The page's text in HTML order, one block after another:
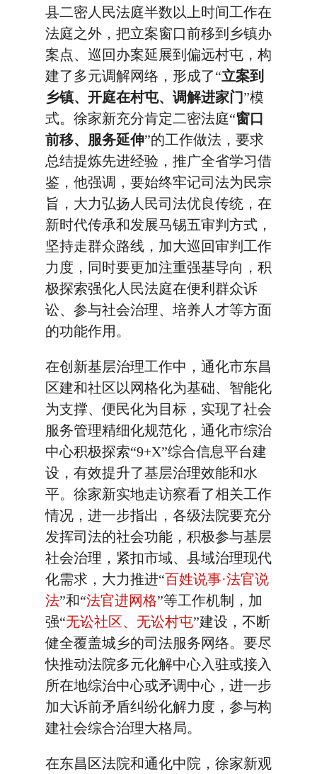
县二密人民法庭半数以上时间工作在
法庭之外，把立案窗口前移到乡镇办
案点、巡回办案延展到偏远村屯，构
建了多元调解网络，形成了“立案到
乡镇、开庭在村屯、调解进家门”模
式。徐家新充分肯定二密法庭“窗口
前移、服务延伸”的工作做法，要求
总结提炼先进经验，推广全省学习借
鉴，他强调，要始终牢记司法为民宗
旨，大力弘扬人民司法优良传统，在
新时代传承和发展马锡五审判方式，
坚持走群众路线，加大巡回审判工作
力度，同时要更加注重强基导向，积
极探索强化人民法庭在便利群众诉
讼、参与社会治理、培养人才等方面
的功能作用。
在创新基层治理工作中，通化市东昌
区建和社区以网格化为基础、智能化
为支撑、便民化为目标，实现了社会
服务管理精细化规范化，通化市综治
中心积极探索“9+X”综合信息平台建
设，有效提升了基层治理效能和水
平。徐家新实地走访察看了相关工作
情况，进一步指出，各级法院要充分
发挥司法的社会功能，积极参与基层
社会治理，紧扣市域、县域治理现代
化需求，大力推进“百姓说事·法官说
法”和“法官进网格”等工作机制，加
强“无讼社区、无讼村屯”建设，不断
健全覆盖城乡的司法服务网络。要尽
快推动法院多元化解中心入驻或接入
所在地综治中心或矛调中心，进一步
加大诉前矛盾纠纷化解力度，参与构
建社会综合治理大格局。‍
在东昌区法院和通化中院，徐家新观